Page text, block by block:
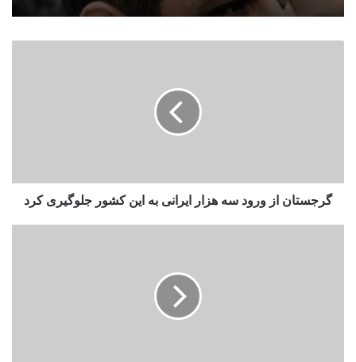
گرجستان از ورود سه هزار ایرانی به این کشور جلوگیری کرد